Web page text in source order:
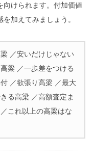
向けられます。付加価値
加えてみましょう。
／安いだけじゃない
梁 ／一歩差をつける
／欲張り高梁 ／最大
る高梁 ／高額査定ま
これ以上の高梁はな